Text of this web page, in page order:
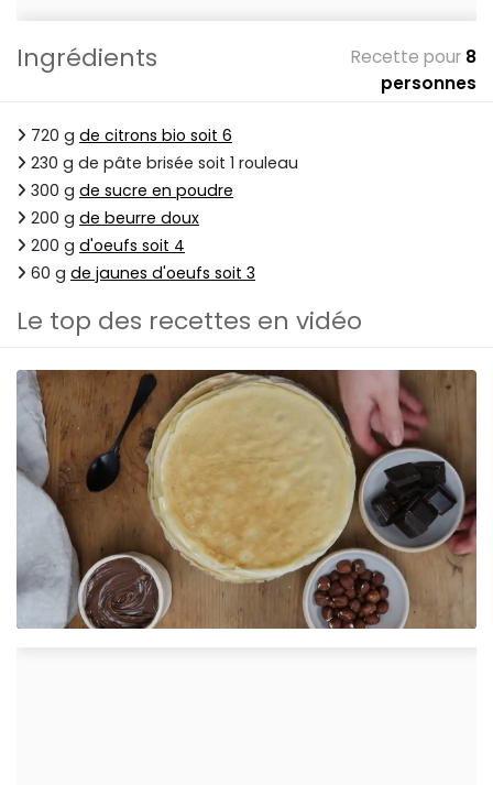
Ingrédients Recette pour 8
personnes
720 g de citrons bio soit 6
230 g de pâte brisée soit 1 rouleau
300 g de sucre en poudre
200 g de beurre doux
200 g d'oeufs soit 4
60 g de jaunes d'oeufs soit 3
Le top des recettes en vidéo